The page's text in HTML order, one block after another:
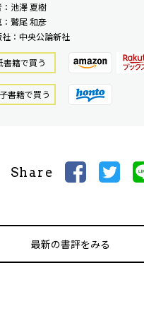
池澤 夏樹
：鷲尾 和彦
社：中央公論新社
書籍で買う
書籍で買う
Share
最新の書評をみる